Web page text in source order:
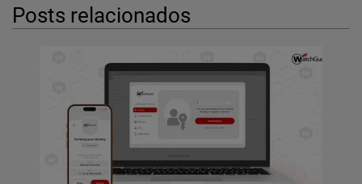
Posts relacionados